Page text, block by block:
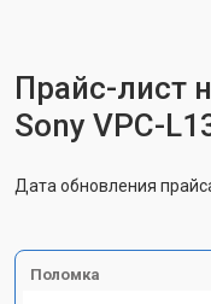
Прайс-лист
Sony VPC-
Дата обновления
Поломка